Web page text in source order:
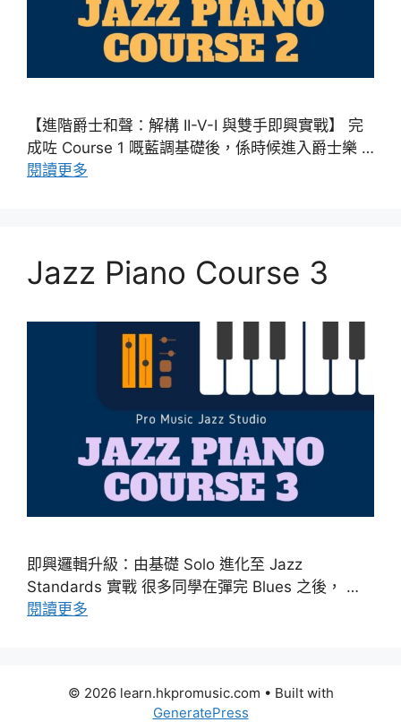
【進階爵士和聲：解構 II-V-I 與雙手即興實戰】 完
成咗 Course 1 嘅藍調基礎後，係時候進入爵士樂 …
閱讀更多
Jazz Piano Course 3
即興邏輯升級：由基礎 Solo 進化至 Jazz
Standards 實戰 很多同學在彈完 Blues 之後， …
閱讀更多
© 2026 learn.hkpromusic.com • Built with
GeneratePress